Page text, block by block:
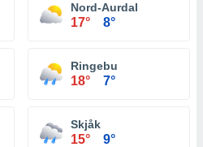
Nord-Aurdal
17° 8°
Ringebu
18° 7°
Skjåk
15° 9°